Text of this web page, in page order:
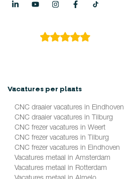
Vacatures per plaats
CNC draaier vacatures in Eindhoven
CNC draaier vacatures in Tilburg
CNC frezer vacatures in Weert
CNC frezer vacatures in Tilburg
CNC frezer vacatures in Eindhoven
Vacatures metaal in Amsterdam
Vacatures metaal in Rotterdam